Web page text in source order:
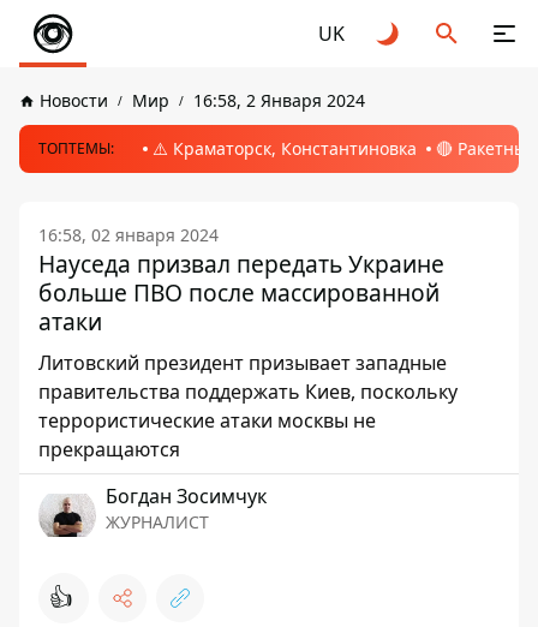
UK
Новости Мир 16:58, 2 Января 2024
ТОПТЕМЫ: ⚠️ Краматорск, Константиновка 🔴
16:58, 02 января 2024
Науседа призвал передать Украине
больше ПВО после массированной
атаки
Литовский президент призывает западные
правительства поддержать Киев, поскольку
террористические атаки москвы не
прекращаются
Богдан Зосимчук
ЖУРНАЛИСТ
👍